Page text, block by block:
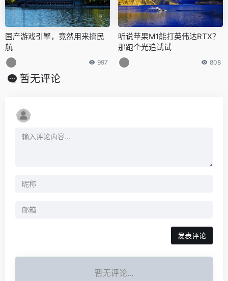
国产游戏引擎，竟然用来搞民
航
997
听说苹果M1能打英伟达RTX？
那跑个光追试试
808
暂无评论
发表评论
暂无评论...